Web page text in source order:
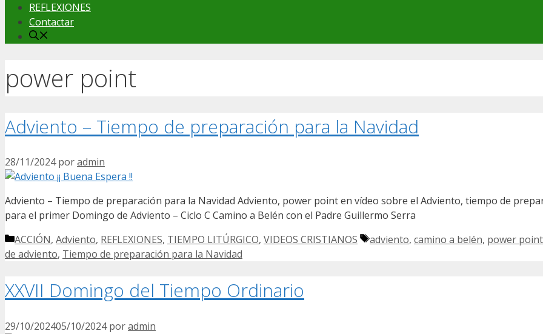
REFLEXIONES
Contactar
power point
Adviento – Tiempo de preparación para la Navidad
28/11/2024 poradmin
Adviento – Tiempo de preparación para la Navidad Adviento, power point en vídeo sobre el Adviento, tiempo de
para el primer Domingo de Adviento – Ciclo C Camino a Belén con el Padre Guillermo Serra
Categorías
ACCIÓN, Adviento, REFLEXIONES, TIEMPO LITÚRGICO, VIDEOS CRISTIANOS Etiquetas
adviento, camino a belén, power point
de adviento, Tiempo de preparación para la Navidad
XXVII Domingo del Tiempo Ordinario
29/10/202405/10/2024 poradmin